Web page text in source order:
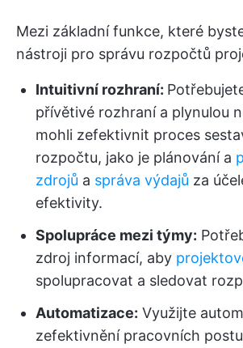
Mezi základní funkce, které
nástroji pro správu rozpočtů
Intuitivní rozhraní:
přívětivé rozhraní a plynulou
mohli zefektivnit proces
rozpočtu, jako je plánování a
zdrojů a správa výdajů za
efektivity.
Spolupráce mezi týmy:
zdroj informací, aby
spolupracovat a sledovat
Automatizace: Využijte
zefektivnění pracovních